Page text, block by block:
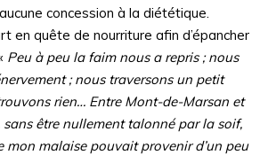
concession à la diététique.
en quête de nourriture afin d’épancher
Peu à peu la faim nous a repris ; nous
; nous traversons un petit
rien… Entre Mont-de-Marsan et
sans être nullement talonné par la soif,
mon malaise pouvait provenir d’un peu